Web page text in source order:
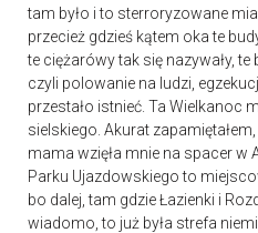
tam było i to sterroryzowane
przecież gdzieś kątem oka te
te ciężarówy tak się nazywały, te
czyli polowanie na ludzi,
przestało istnieć. Ta Wielkanoc
sielskiego. Akurat
mama wzięła mnie na spacer w
Parku Ujazdowskiego to
bo dalej, tam gdzie Łazienki i
wiadomo, to już była strefa